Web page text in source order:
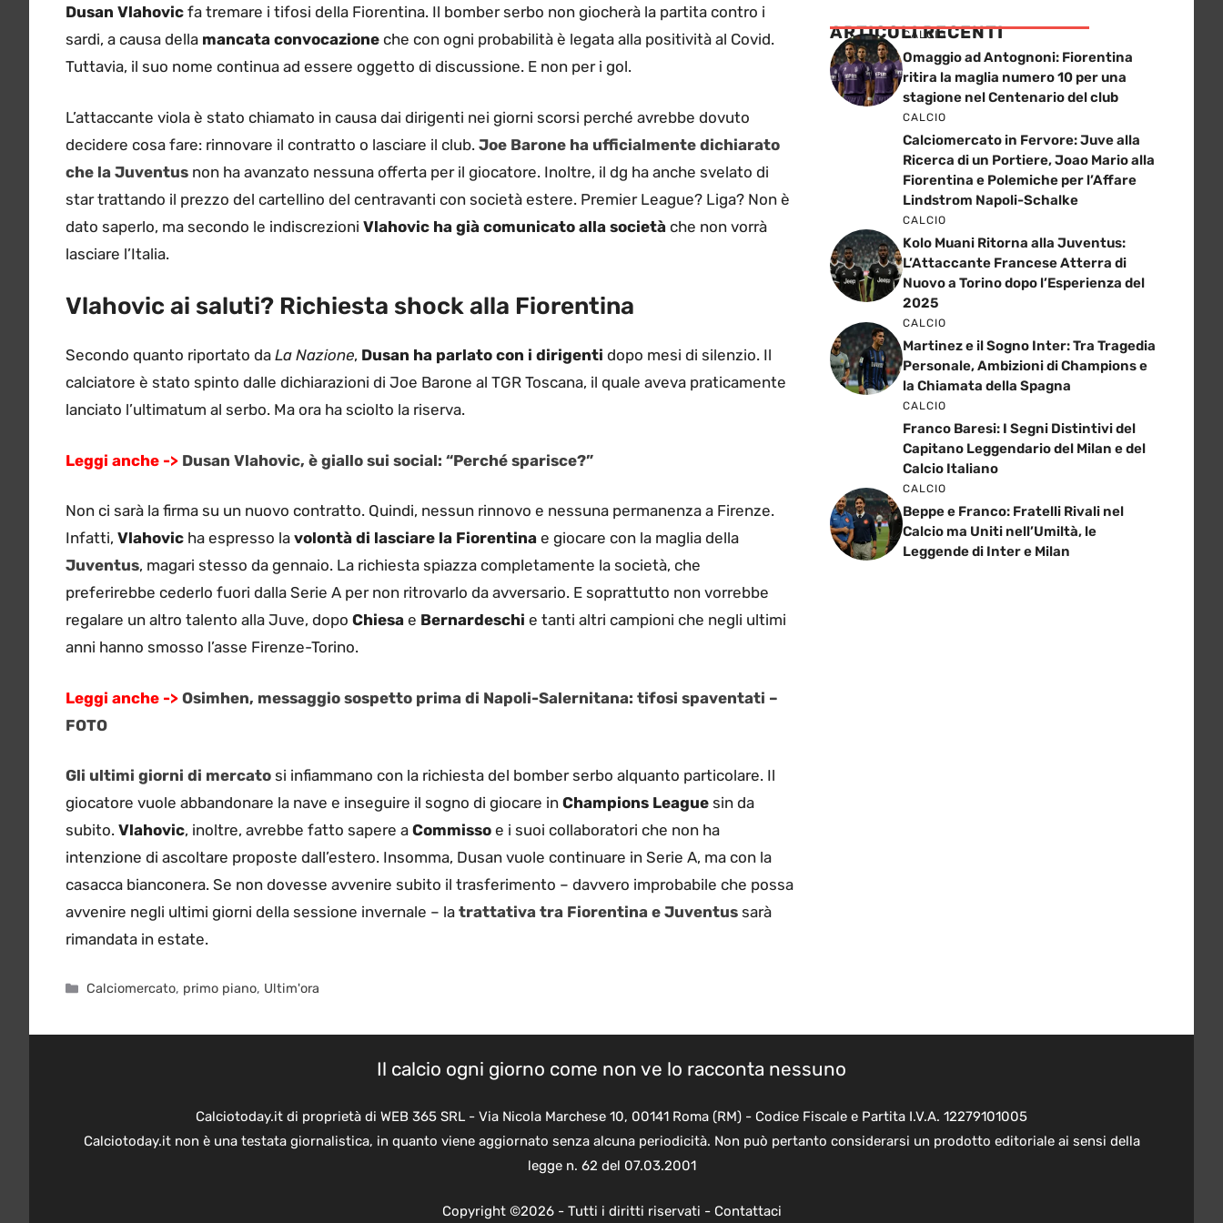
Dusan Vlahovic fa tremare i tifosi della Fiorentina. Il bomber serbo non giocherà la partita contro i
sardi, a causa della mancata convocazione che con ogni probabilità è legata alla positività al Covid.
Tuttavia, il suo nome continua ad essere oggetto di discussione. E non per i gol.
L’attaccante viola è stato chiamato in causa dai dirigenti nei giorni scorsi perché avrebbe dovuto
decidere cosa fare: rinnovare il contratto o lasciare il club. Joe Barone ha ufficialmente dichiarato
che la Juventus non ha avanzato nessuna offerta per il giocatore. Inoltre, il dg ha anche svelato di
star trattando il prezzo del cartellino del centravanti con società estere. Premier League? Liga? Non è
dato saperlo, ma secondo le indiscrezioni Vlahovic ha già comunicato alla società che non vorrà
lasciare l’Italia.
Vlahovic ai saluti? Richiesta shock alla Fiorentina
Secondo quanto riportato da La Nazione, Dusan ha parlato con i dirigenti dopo mesi di silenzio. Il
calciatore è stato spinto dalle dichiarazioni di Joe Barone al TGR Toscana, il quale aveva praticamente
lanciato l’ultimatum al serbo. Ma ora ha sciolto la riserva.
Leggi anche -> Dusan Vlahovic, è giallo sui social: “Perché sparisce?”
Non ci sarà la firma su un nuovo contratto. Quindi, nessun rinnovo e nessuna permanenza a Firenze.
Infatti, Vlahovic ha espresso la volontà di lasciare la Fiorentina e giocare con la maglia della
Juventus, magari stesso da gennaio. La richiesta spiazza completamente la società, che
preferirebbe cederlo fuori dalla Serie A per non ritrovarlo da avversario. E soprattutto non vorrebbe
regalare un altro talento alla Juve, dopo Chiesa e Bernardeschi e tanti altri campioni che negli ultimi
anni hanno smosso l’asse Firenze-Torino.
Leggi anche -> Osimhen, messaggio sospetto prima di Napoli-Salernitana: tifosi spaventati –
FOTO
Gli ultimi giorni di mercato si infiammano con la richiesta del bomber serbo alquanto particolare. Il
giocatore vuole abbandonare la nave e inseguire il sogno di giocare in Champions League sin da
subito. Vlahovic, inoltre, avrebbe fatto sapere a Commisso e i suoi collaboratori che non ha
intenzione di ascoltare proposte dall’estero. Insomma, Dusan vuole continuare in Serie A, ma con la
casacca bianconera. Se non dovesse avvenire subito il trasferimento – davvero improbabile che possa
avvenire negli ultimi giorni della sessione invernale – la trattativa tra Fiorentina e Juventus sarà
rimandata in estate.
Categorie
Calciomercato, primo piano, Ultim'ora
ARTICOLI RECENTI
CALCIO
Omaggio ad Antognoni: Fiorentina
ritira la maglia numero 10 per una
stagione nel Centenario del club
CALCIO
Calciomercato in Fervore: Juve alla
Ricerca di un Portiere, Joao Mario alla
Fiorentina e Polemiche per l’Affare
Lindstrom Napoli-Schalke
CALCIO
Kolo Muani Ritorna alla Juventus:
L’Attaccante Francese Atterra di
Nuovo a Torino dopo l’Esperienza del
2025
CALCIO
Martinez e il Sogno Inter: Tra Tragedia
Personale, Ambizioni di Champions e
la Chiamata della Spagna
CALCIO
Franco Baresi: I Segni Distintivi del
Capitano Leggendario del Milan e del
Calcio Italiano
CALCIO
Beppe e Franco: Fratelli Rivali nel
Calcio ma Uniti nell’Umiltà, le
Leggende di Inter e Milan
Il calcio ogni giorno come non ve lo racconta nessuno
Calciotoday.it di proprietà di WEB 365 SRL - Via Nicola Marchese 10, 00141 Roma (RM) - Codice Fiscale e Partita I.V.A. 12279101005
Calciotoday.it non è una testata giornalistica, in quanto viene aggiornato senza alcuna periodicità. Non può pertanto considerarsi un prodotto editoriale ai sensi della
legge n. 62 del 07.03.2001
Copyright ©2026 - Tutti i diritti riservati - Contattaci